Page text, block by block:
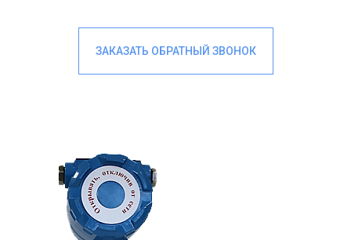
ЗАКАЗАТЬ ОБРАТНЫЙ ЗВОНОК